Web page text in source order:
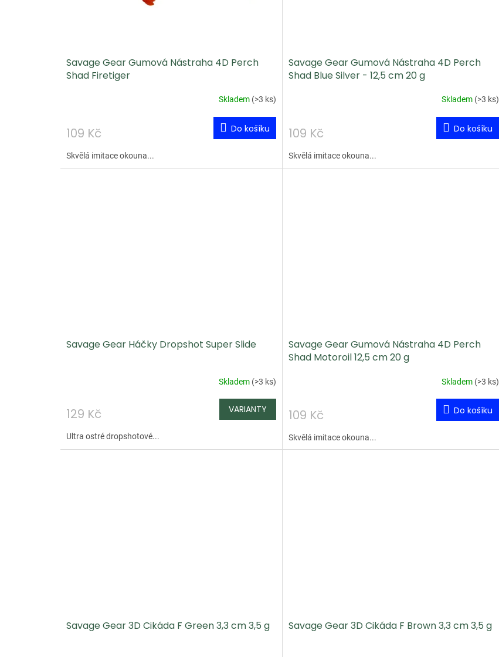
Savage Gear Gumová Nástraha 4D Perch
Shad Firetiger
Skladem (>3 ks)
109 Kč Do košíku
Skvělá imitace okouna...
Savage Gear Gumová Nástraha 4D Perch
Shad Blue Silver - 12,5 cm 20 g
Skladem (>3 ks)
109 Kč Do košíku
Skvělá imitace okouna...
Savage Gear Háčky Dropshot Super Slide
Skladem (>3 ks)
129 Kč
Ultra ostré dropshotové...
Savage Gear Gumová Nástraha 4D Perch
Shad Motoroil 12,5 cm 20 g
Skladem (>3 ks)
109 Kč Do košíku
Skvělá imitace okouna...
Savage Gear 3D Cikáda F Green 3,3 cm 3,5 g Savage Gear 3D Cikáda F Brown 3,3 cm 3,5 g